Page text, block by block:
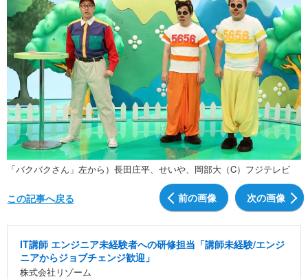
「バクバクさん」左から）長田庄平、せいや、岡部大（C）フジテレビ
前の画像 次の画像
この記事へ戻る
IT講師 エンジニア未経験者への研修担当「講師未経験/エンジ
ニアからジョブチェンジ歓迎」
株式会社リゾーム